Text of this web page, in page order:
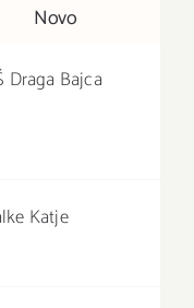
Novo
Draga Bajca
Katje